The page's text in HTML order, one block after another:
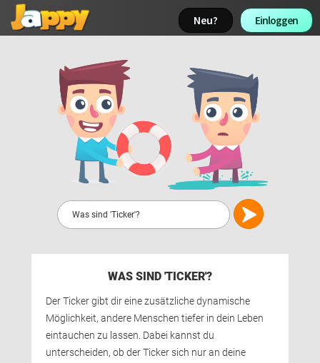
Neu? Einloggen
WAS SIND 'TICKER'?
Der Ticker gibt dir eine zusätzliche dynamische
Möglichkeit, andere Menschen tiefer in dein Leben
eintauchen zu lassen. Dabei kannst du
unterscheiden, ob der Ticker sich nur an deine